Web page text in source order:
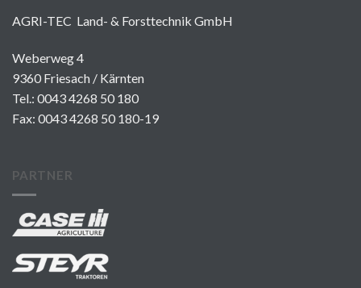
AGRI-TEC Land- & Forsttechnik GmbH
Weberweg 4
9360 Friesach / Kärnten
Tel.: 0043 4268 50 180
Fax: 0043 4268 50 180-19
PARTNER